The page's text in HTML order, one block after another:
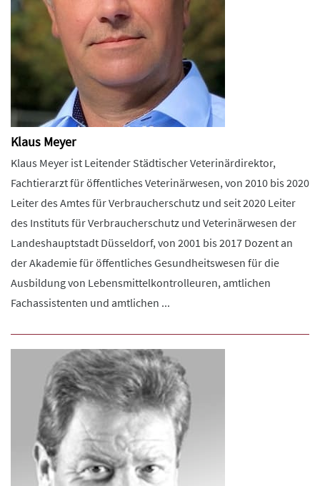
Klaus Meyer
Klaus Meyer ist Leitender Städtischer Veterinärdirektor,
Fachtierarzt für öffentliches Veterinärwesen, von 2010 bis 2020
Leiter des Amtes für Verbraucherschutz und seit 2020 Leiter
des Instituts für Verbraucherschutz und Veterinärwesen der
Landeshauptstadt Düsseldorf, von 2001 bis 2017 Dozent an
der Akademie für öffentliches Gesundheitswesen für die
Ausbildung von Lebensmittelkontrolleuren, amtlichen
Fachassistenten und amtlichen ...